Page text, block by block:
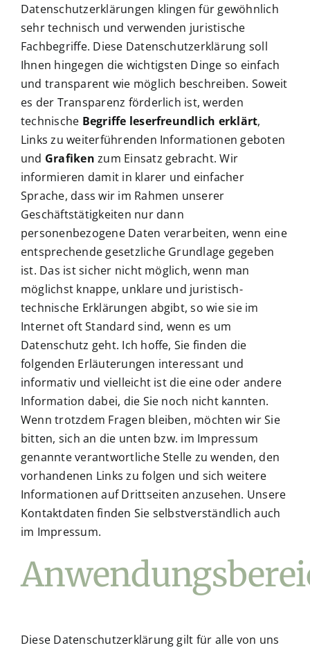
Datenschutzerklärungen klingen für gewöhnlich
sehr technisch und verwenden juristische
Fachbegriffe. Diese Datenschutzerklärung soll
Ihnen hingegen die wichtigsten Dinge so einfach
und transparent wie möglich beschreiben. Soweit
es der Transparenz förderlich ist, werden
technische Begriffe leserfreundlich erklärt,
Links zu weiterführenden Informationen geboten
und Grafiken zum Einsatz gebracht. Wir
informieren damit in klarer und einfacher
Sprache, dass wir im Rahmen unserer
Geschäftstätigkeiten nur dann
personenbezogene Daten verarbeiten, wenn eine
entsprechende gesetzliche Grundlage gegeben
ist. Das ist sicher nicht möglich, wenn man
möglichst knappe, unklare und juristisch-
technische Erklärungen abgibt, so wie sie im
Internet oft Standard sind, wenn es um
Datenschutz geht. Ich hoffe, Sie finden die
folgenden Erläuterungen interessant und
informativ und vielleicht ist die eine oder andere
Information dabei, die Sie noch nicht kannten.
Wenn trotzdem Fragen bleiben, möchten wir Sie
bitten, sich an die unten bzw. im Impressum
genannte verantwortliche Stelle zu wenden, den
vorhandenen Links zu folgen und sich weitere
Informationen auf Drittseiten anzusehen. Unsere
Kontaktdaten finden Sie selbstverständlich auch
im Impressum.
Diese Datenschutzerklärung gilt für alle von uns